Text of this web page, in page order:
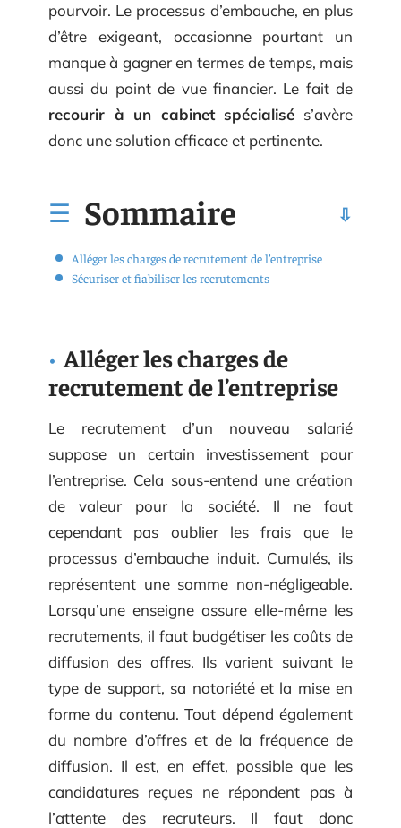
pourvoir. Le processus d’embauche, en plus
d’être exigeant, occasionne pourtant un
manque à gagner en termes de temps, mais
aussi du point de vue financier. Le fait de
recourir à un cabinet spécialisé s’avère
donc une solution efficace et pertinente.
Sommaire
Alléger les charges de recrutement de l’entreprise
Sécuriser et fiabiliser les recrutements
Alléger les charges de
recrutement de l’entreprise
Le recrutement d’un nouveau salarié
suppose un certain investissement pour
l’entreprise. Cela sous-entend une création
de valeur pour la société. Il ne faut
cependant pas oublier les frais que le
processus d’embauche induit. Cumulés, ils
représentent une somme non-négligeable.
Lorsqu’une enseigne assure elle-même les
recrutements, il faut budgétiser les coûts de
diffusion des offres. Ils varient suivant le
type de support, sa notoriété et la mise en
forme du contenu. Tout dépend également
du nombre d’offres et de la fréquence de
diffusion. Il est, en effet, possible que les
candidatures reçues ne répondent pas à
l’attente des recruteurs. Il faut donc